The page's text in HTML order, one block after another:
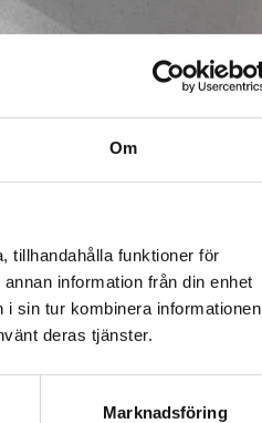
Om
tillhandahålla funktioner för
information från din enhet
sin tur kombinera informationen
deras tjänster.
Marknadsföring